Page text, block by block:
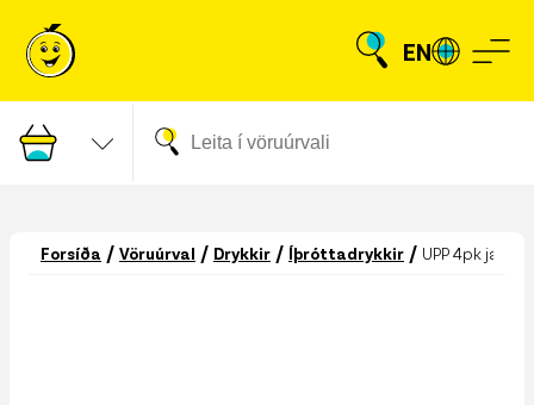
EN
Forsíða / Vöruúrval / Drykkir / Íþróttadrykkir / UPP 4pk